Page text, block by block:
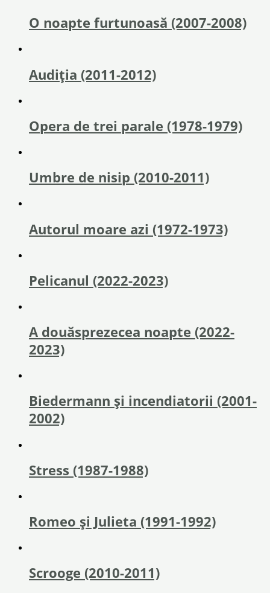
O noapte furtunoasă (2007-2008)
Audiția (2011-2012)
Opera de trei parale (1978-1979)
Umbre de nisip (2010-2011)
Autorul moare azi (1972-1973)
Pelicanul (2022-2023)
A douăsprezecea noapte (2022-
2023)
Biedermann și incendiatorii (2001-
2002)
Stress (1987-1988)
Romeo și Julieta (1991-1992)
Scrooge (2010-2011)